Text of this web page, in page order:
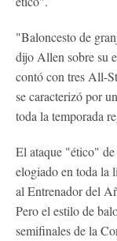
"Baloncesto de
dijo Allen sobre su
contó con tres All-
se caracterizó por
toda la temporada
El ataque "ético"
elogiado en toda la
al Entrenador del
Pero el estilo de
semifinales de la